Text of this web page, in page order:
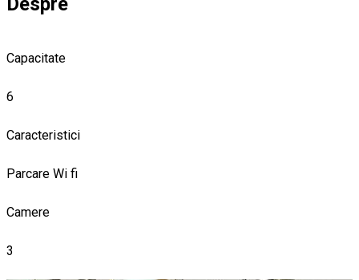
Capacitate
6
Caracteristici
Parcare Wi fi
Camere
3